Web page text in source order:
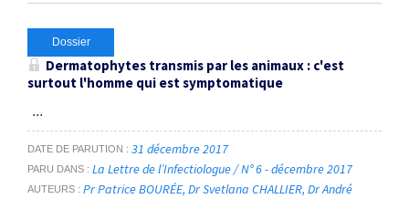
Dossier
Dermatophytes transmis par les animaux : c'est
surtout l'homme qui est symptomatique
...
DATE DE PARUTION 31 décembre 2017
PARU DANS La Lettre de l’Infectiologue / N° 6 - décembre 2017
AUTEURS Pr Patrice BOURÉE Dr Svetlana CHALLIER Dr André